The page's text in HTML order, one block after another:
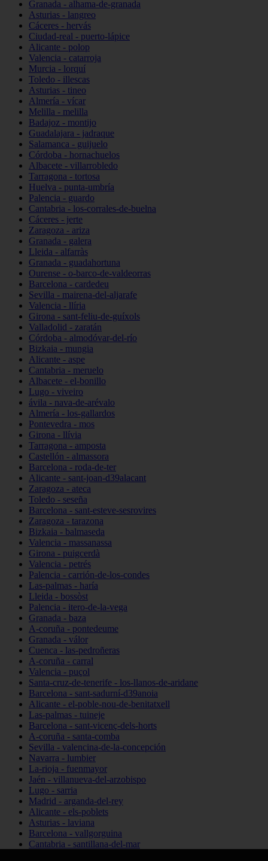
Granada - alhama-de-granada
Asturias - langreo
Cáceres - hervás
Ciudad-real - puerto-lápice
Alicante - polop
Valencia - catarroja
Murcia - lorquí
Toledo - illescas
Asturias - tineo
Almería - vícar
Melilla - melilla
Badajoz - montijo
Guadalajara - jadraque
Salamanca - guijuelo
Córdoba - hornachuelos
Albacete - villarrobledo
Tarragona - tortosa
Huelva - punta-umbría
Palencia - guardo
Cantabria - los-corrales-de-buelna
Cáceres - jerte
Zaragoza - ariza
Granada - galera
Lleida - alfarràs
Granada - guadahortuna
Ourense - o-barco-de-valdeorras
Barcelona - cardedeu
Sevilla - mairena-del-aljarafe
Valencia - llíria
Girona - sant-feliu-de-guíxols
Valladolid - zaratán
Córdoba - almodóvar-del-río
Bizkaia - mungia
Alicante - aspe
Cantabria - meruelo
Albacete - el-bonillo
Lugo - viveiro
ávila - nava-de-arévalo
Almería - los-gallardos
Pontevedra - mos
Girona - llívia
Tarragona - amposta
Castellón - almassora
Barcelona - roda-de-ter
Alicante - sant-joan-d39alacant
Zaragoza - ateca
Toledo - seseña
Barcelona - sant-esteve-sesrovires
Zaragoza - tarazona
Bizkaia - balmaseda
Valencia - massanassa
Girona - puigcerdà
Valencia - petrés
Palencia - carrión-de-los-condes
Las-palmas - haría
Lleida - bossòst
Palencia - itero-de-la-vega
Granada - baza
A-coruña - pontedeume
Granada - válor
Cuenca - las-pedroñeras
A-coruña - carral
Valencia - puçol
Santa-cruz-de-tenerife - los-llanos-de-aridane
Barcelona - sant-sadurní-d39anoia
Alicante - el-poble-nou-de-benitatxell
Las-palmas - tuineje
Barcelona - sant-vicenç-dels-horts
A-coruña - santa-comba
Sevilla - valencina-de-la-concepción
Navarra - lumbier
La-rioja - fuenmayor
Jaén - villanueva-del-arzobispo
Lugo - sarria
Madrid - arganda-del-rey
Alicante - els-poblets
Asturias - laviana
Barcelona - vallgorguina
Cantabria - santillana-del-mar